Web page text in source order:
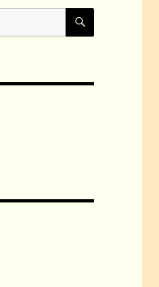
SUCHEN